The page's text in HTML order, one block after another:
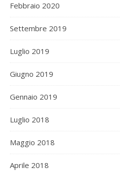
Febbraio 2020
Settembre 2019
Luglio 2019
Giugno 2019
Gennaio 2019
Luglio 2018
Maggio 2018
Aprile 2018